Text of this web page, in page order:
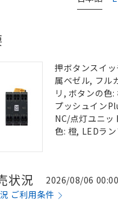
押ボタンスイ
属ベゼル, フル
リ, ボタンの色
プッシュイン
NC/点灯ユニッ
色: 橙, LEDラ
状況
2026/08/06
ご利用条件